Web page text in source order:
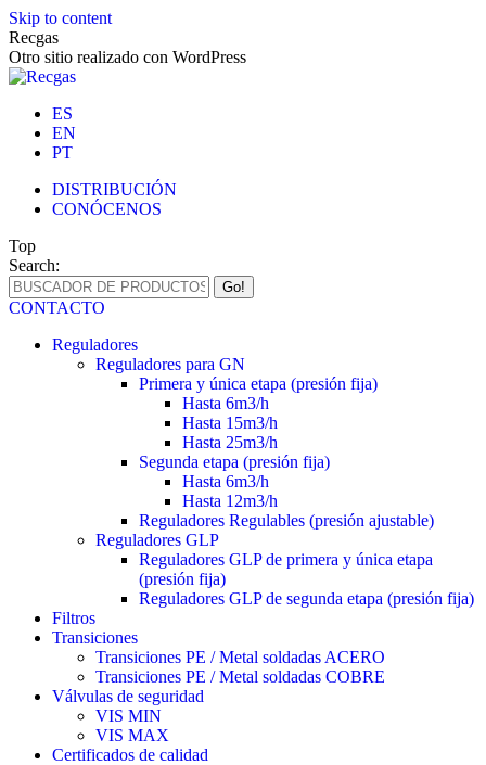
Skip to content
Recgas
Otro sitio realizado con WordPress
ES
EN
PT
DISTRIBUCIÓN
CONÓCENOS
Top
Search:
CONTACTO
Reguladores
Reguladores para GN
Primera y única etapa (presión fija)
Hasta 6m3/h
Hasta 15m3/h
Hasta 25m3/h
Segunda etapa (presión fija)
Hasta 6m3/h
Hasta 12m3/h
Reguladores Regulables (presión ajustable)
Reguladores GLP
Reguladores GLP de primera y única etapa
(presión fija)
Reguladores GLP de segunda etapa (presión fija)
Filtros
Transiciones
Transiciones PE / Metal soldadas ACERO
Transiciones PE / Metal soldadas COBRE
Válvulas de seguridad
VIS MIN
VIS MAX
Certificados de calidad